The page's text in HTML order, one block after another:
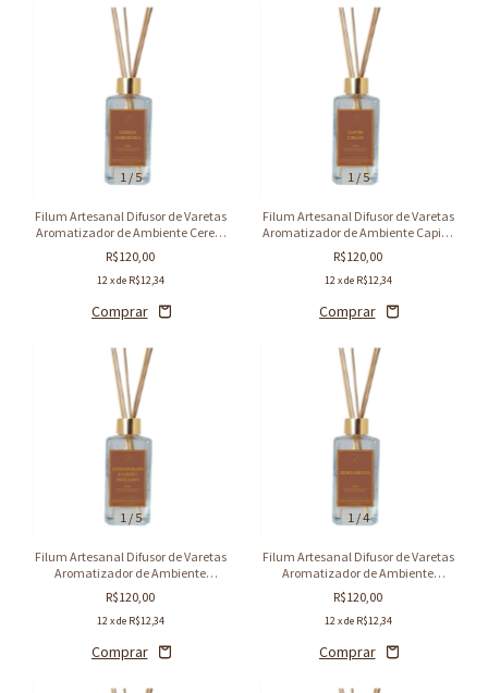
1/ 5
Filum Artesanal Difusor de Varetas
Aromatizador de Ambiente Cereja
Ambarada 250ml
R$120,00
12x de R$12,34
1/ 5
Filum Artesanal Difusor de Varetas
Aromatizador de Ambiente Capim
Limão 250ml
R$120,00
12x de R$12,34
1/ 5
Filum Artesanal Difusor de Varetas
Aromatizador de Ambiente
Lemongrass e Limão Siciliano
250ml
R$120,00
12x de R$12,34
1/4
Filum Artesanal Difusor de Varetas
Aromatizador de Ambiente
Bergamota 250ml
R$120,00
12x de R$12,34